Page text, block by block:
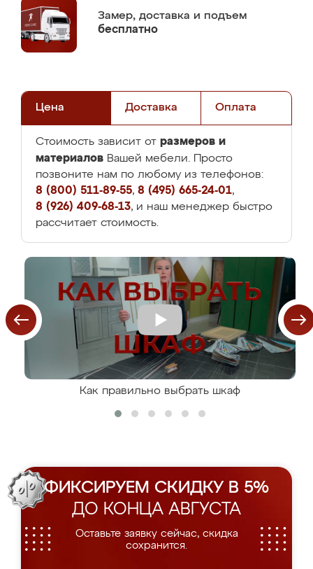
Замер, доставка и подъем
бесплатно
Цена Доставка Оплата
Стоимость зависит от размеров и
материалов Вашей мебели. Просто
позвоните нам по любому из телефонов:
8 (800) 511-89-55, 8 (495) 665-24-01,
8 (926) 409-68-13, и наш менеджер быстро
рассчитает стоимость.
Как правильно выбрать шкаф
ФИКСИРУЕМ СКИДКУ В 5%
ДО КОНЦА АВГУСТА
Оставьте заявку сейчас, скидка
сохранится.